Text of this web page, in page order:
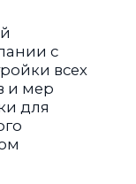
с
всех
и мер
для